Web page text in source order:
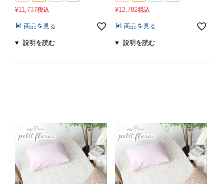
¥11,737税込
商品を見る
¥12,782税込
商品を見る